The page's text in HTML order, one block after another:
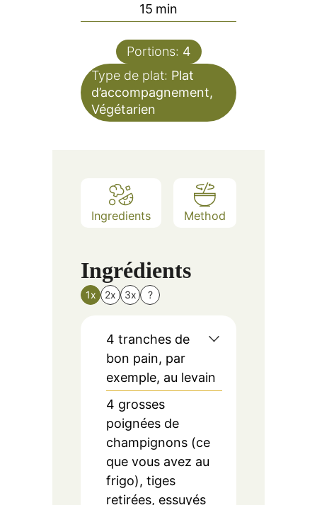
15 minutes
min
Portions: 4
Type de plat: Plat
d’accompagnement,
Végétarien
Ingredients Method
Ingrédients
1x 2x 3x ?
4 tranches de
bon pain, par
exemple, au levain
4 grosses
poignées de
champignons (ce
que vous avez au
frigo), tiges
retirées, essuyés